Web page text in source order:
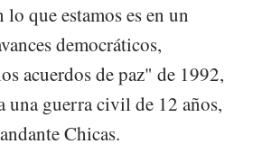
que estamos es en un
democráticos,
acuerdos de paz" de 1992,
una guerra civil de 12 años,
Chicas.